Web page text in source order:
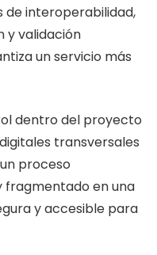
de interoperabilidad,
y validación
un servicio más
dentro del proyecto
transversales
proceso
en una
y accesible para